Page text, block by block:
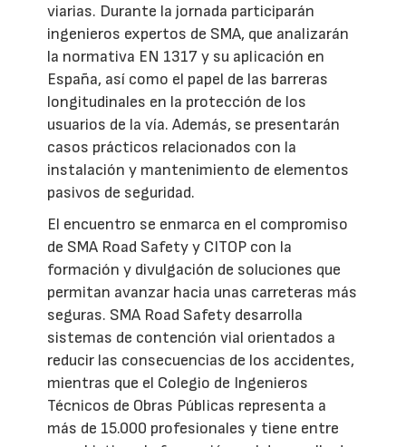
viarias. Durante la jornada participarán
ingenieros expertos de SMA, que analizarán
la normativa EN 1317 y su aplicación en
España, así como el papel de las barreras
longitudinales en la protección de los
usuarios de la vía. Además, se presentarán
casos prácticos relacionados con la
instalación y mantenimiento de elementos
pasivos de seguridad.
El encuentro se enmarca en el compromiso
de SMA Road Safety y CITOP con la
formación y divulgación de soluciones que
permitan avanzar hacia unas carreteras más
seguras. SMA Road Safety desarrolla
sistemas de contención vial orientados a
reducir las consecuencias de los accidentes,
mientras que el Colegio de Ingenieros
Técnicos de Obras Públicas representa a
más de 15.000 profesionales y tiene entre